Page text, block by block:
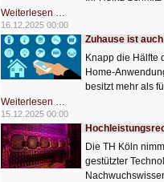
Weiterlesen …
Festtage
16.12.2025 00:00
Zuhause ist
Knapp die Hälfte
Home-
besitzt mehr als
Weiterlesen …
ist
auch
Smart-
Home
15.12.2025 00:00
Die TH Köln
gestützter